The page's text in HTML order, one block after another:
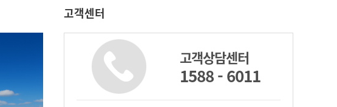
고객센터
고객상담센터
1588 - 6011